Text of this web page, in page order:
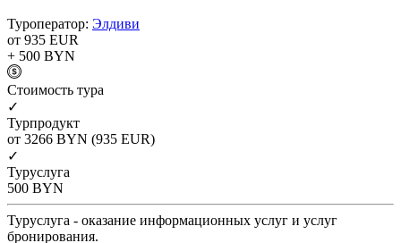
Туроператор: Элдиви
от 935 EUR
+ 500 BYN
Cтоимость тура
✓
Турпродукт
от 3266 BYN (935 EUR)
✓
Туруслуга
500 BYN
Туруслуга - оказание информационных услуг и услуг
бронирования.